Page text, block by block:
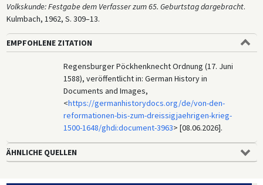
Volkskunde: Festgabe dem Verfasser zum 65. Geburtstag dargebracht.
Kulmbach, 1962, S. 309–13.
EMPFOHLENE ZITATION
Regensburger Pöckhenknecht Ordnung (17. Juni
1588), veröffentlicht in: German History in
Documents and Images,
<https://germanhistorydocs.org/de/von-den-
reformationen-bis-zum-dreissigjaehrigen-krieg-
1500-1648/ghdi:document-3963> [08.06.2026].
ÄHNLICHE QUELLEN